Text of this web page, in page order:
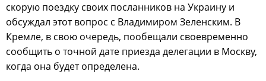
скорую поездку своих посланников на Украину и
обсуждал этот вопрос с Владимиром Зеленским. В
Кремле, в свою очередь, пообещали своевременно
сообщить о точной дате приезда делегации в Москву,
когда она будет определена.